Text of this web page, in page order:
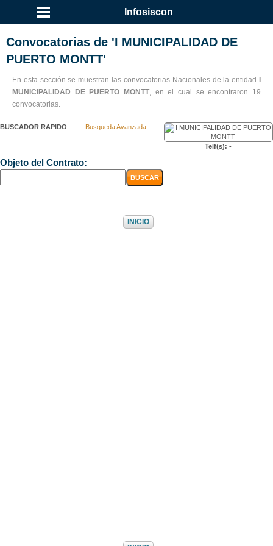
Infosiscon
Convocatorias de 'I MUNICIPALIDAD DE
PUERTO MONTT'
En esta sección se muestran las convocatorias Nacionales de la entidad
MUNICIPALIDAD DE PUERTO MONTT, en el cual se encontraron 19
convocatorias.
BUSCADOR RAPIDO Busqueda Avanzada
Objeto del Contrato:
Telf(s): -
INICIO